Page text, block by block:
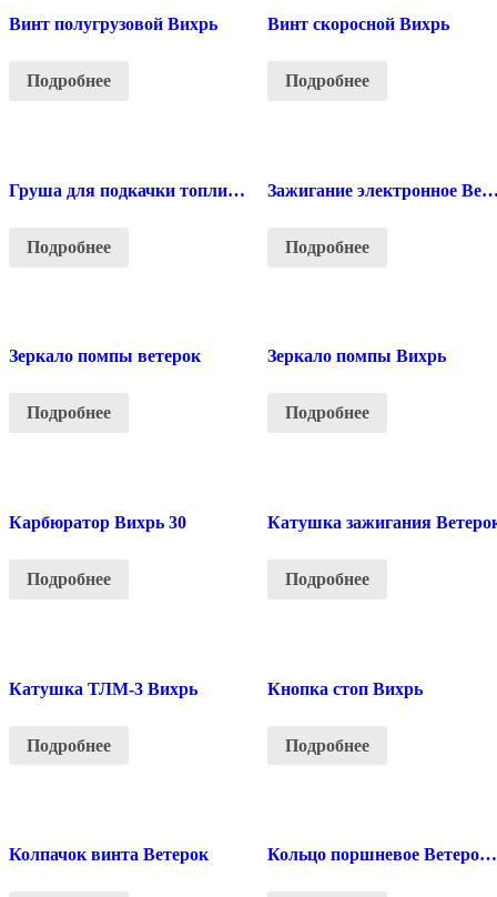
Винт полугрузовой Вихрь
Подробнее
Винт скоросной Вихрь
Подробнее
Груша для подкачки топлива Вихрь
Подробнее
Зажигание
Подробнее
Зеркало помпы ветерок
Подробнее
Зеркало помпы Вихрь
Подробнее
Карбюратор Вихрь 30
Подробнее
Катушка зажигания
Подробнее
Катушка ТЛМ-3 Вихрь
Подробнее
Кнопка стоп Вихрь
Подробнее
Колпачок винта Ветерок Кольцо поршневое Ветерок 12